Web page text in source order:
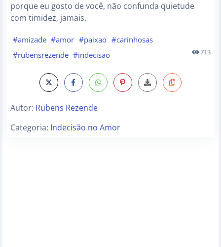
porque eu gosto de você, não confunda quietude
com timidez, jamais.
#amizade #amor #paixao #carinhosas
#rubensrezende #indecisao 713
Autor: Rubens Rezende
Categoria: Indecisão no Amor